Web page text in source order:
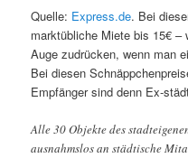
Quelle: Express.de. Bei
marktübliche Miete bis 15€ –
Auge zudrücken, wenn man
Bei diesen
Empfänger sind denn Ex-
Alle 30 Objekte des
ausnahmslos an städtische